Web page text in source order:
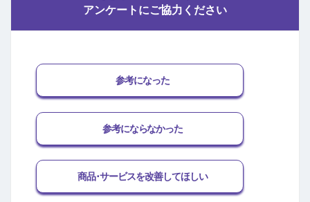
アンケートにご協力ください
参考になった
参考にならなかった
商品･サービスを改善してほしい